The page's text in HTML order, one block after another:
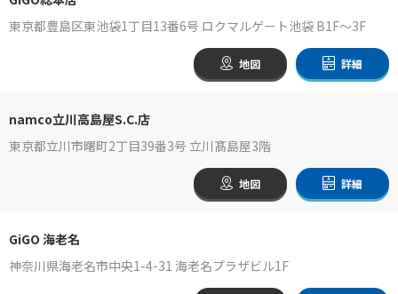
東京都豊島区東池袋1丁目13番6号 ロクマルゲート池袋 B1F～3F
地図 詳細
namco立川高島屋S.C.店
東京都立川市曙町2丁目39番3号 立川髙島屋3階
地図 詳細
GiGO 海老名
神奈川県海老名市中央1-4-31 海老名プラザビル1F